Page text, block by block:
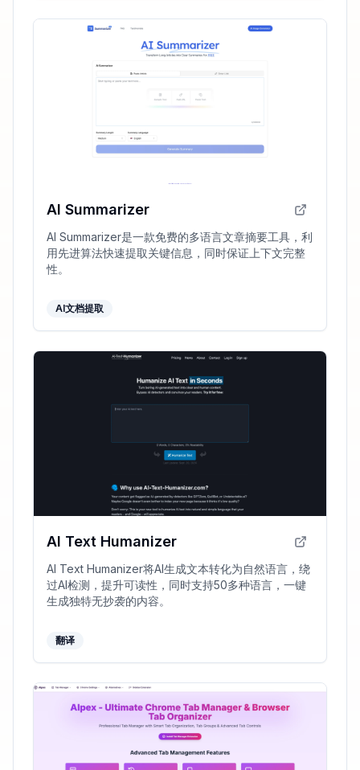
AI Summarizer
AI Summarizer是一款免费的多语言文章摘要工具，利
用先进算法快速提取关键信息，同时保证上下文完整
性。
AI文档提取
AI Text Humanizer
AI Text Humanizer将AI生成文本转化为自然语言，绕
过AI检测，提升可读性，同时支持50多种语言，一键
生成独特无抄袭的内容。
翻译